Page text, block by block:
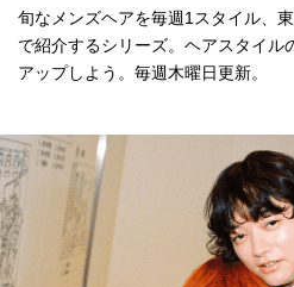
旬なメンズヘアを毎週1スタイル、
で紹介するシリーズ。ヘアスタイル
アップしよう。毎週木曜日更新。